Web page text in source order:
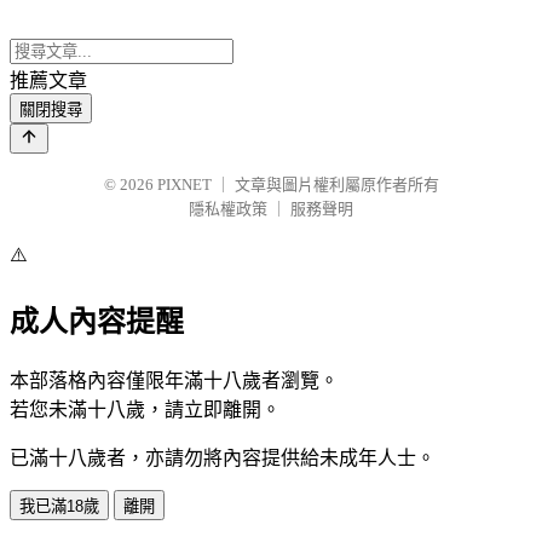
推薦文章
關閉搜尋
© 2026 PIXNET
文章與圖片權利屬原作者所有
隱私權政策
服務聲明
⚠️
成人內容提醒
本部落格內容僅限年滿十八歲者瀏覽。
若您未滿十八歲，請立即離開。
已滿十八歲者，亦請勿將內容提供給未成年人士。
我已滿18歲 離開